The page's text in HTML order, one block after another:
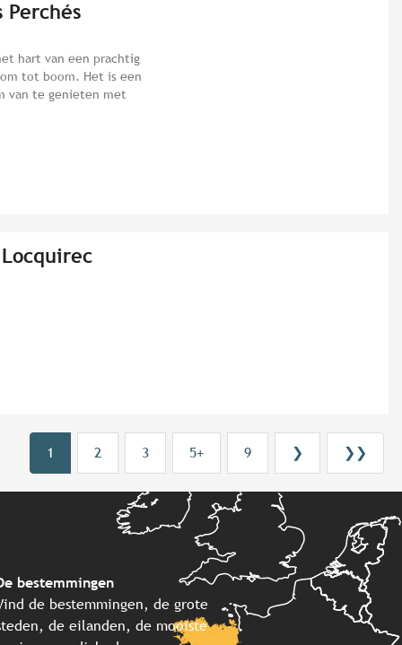
Perchés
hart van een prachtig
tot boom. Het is een
van te genieten met
1 2 3 5+ 9 ❯ ❯❯
bestemmingen
de bestemmingen, de grote
de eilanden, de mooiste